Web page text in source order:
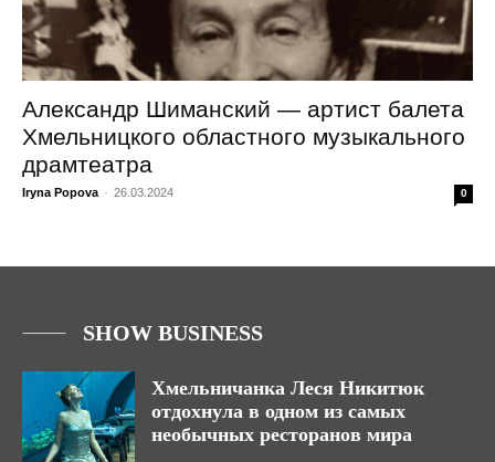
Александр Шиманский — артист балета
Хмельницкого областного музыкального
драмтеатра
Iryna Popova - 26.03.2024 0
SHOW BUSINESS
Хмельничанка Леся Никитюк
отдохнула в одном из самых
необычных ресторанов мира